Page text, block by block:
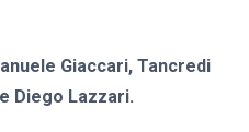
Giaccari, Tancredi
Diego Lazzari.